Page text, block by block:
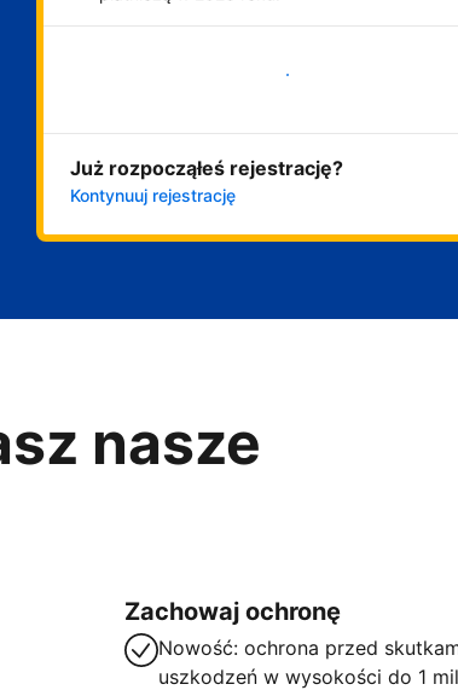
Zacznij już teraz
Już rozpocząłeś rejestrację?
Kontynuuj rejestrację
nasze
Zachowaj ochronę
Nowość: ochrona przed
uszkodzeń w wysokości do 1